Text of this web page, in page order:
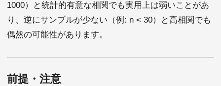
1000）と統計的有意な相関でも実用上は弱いことがあ
り、逆にサンプルが少ない（例: n < 30）と高相関でも
偶然の可能性があります。
前提・注意